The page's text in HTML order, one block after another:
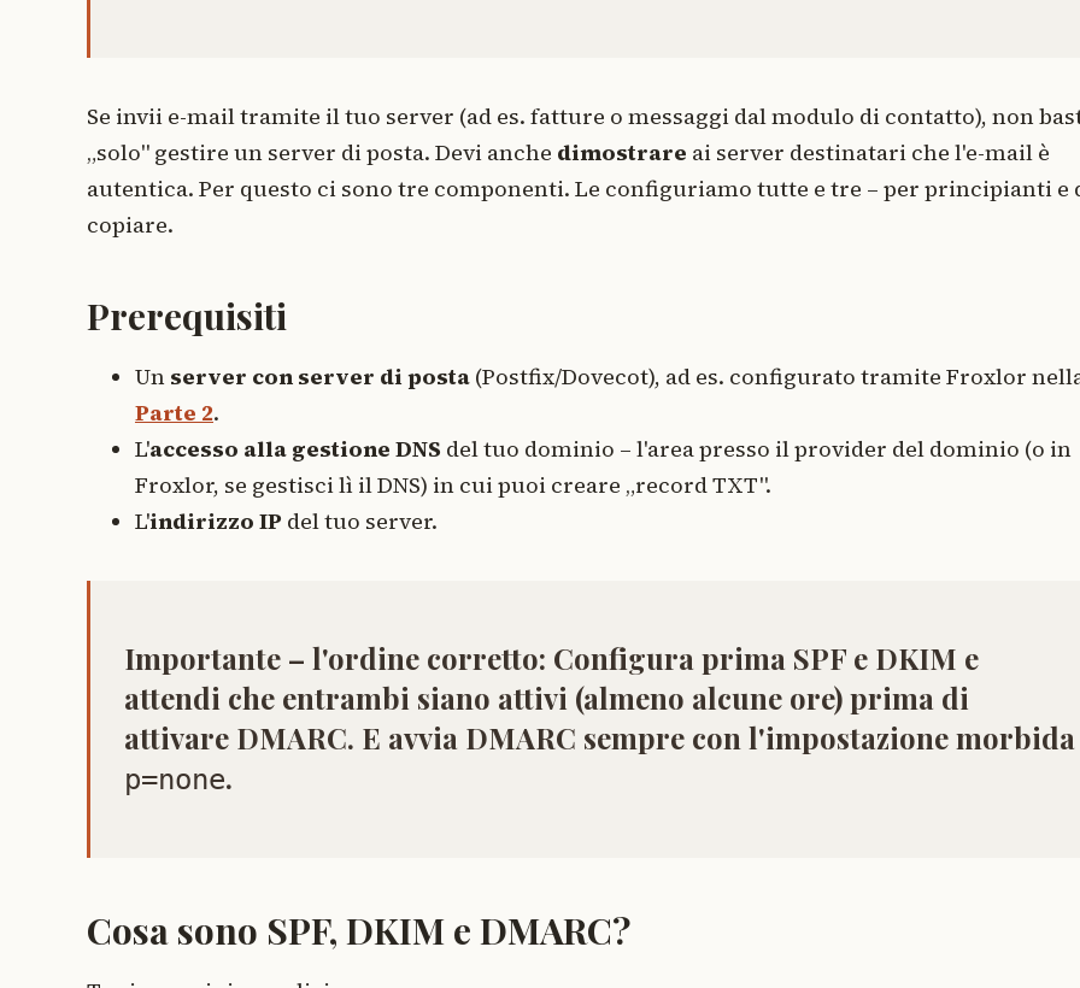
Se invii e-mail tramite il tuo server (ad es. fatture o messaggi dal modulo di contatto), non
„solo" gestire un server di posta. Devi anche dimostrare ai server destinatari che l'e-mail è
autentica. Per questo ci sono tre componenti. Le configuriamo tutte e tre – per principianti e
copiare.
Prerequisiti
Un server con server di posta (Postfix/Dovecot), ad es. configurato tramite Froxlor
Parte 2.
L'accesso alla gestione DNS del tuo dominio – l'area presso il provider del dominio (o in
Froxlor, se gestisci lì il DNS) in cui puoi creare „record TXT".
L'indirizzo IP del tuo server.
Importante – l'ordine corretto: Configura prima SPF e DKIM e
attendi che entrambi siano attivi (almeno alcune ore)prima di
attivare DMARC. E avvia DMARC sempre con l'impostazione morbida
p=none.
Cosa sono SPF, DKIM e DMARC?